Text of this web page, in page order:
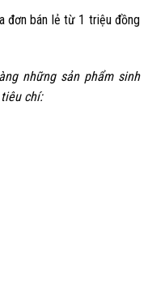
đơn bán lẻ từ 1 triệu đồng
những sản phẩm sinh
chí: